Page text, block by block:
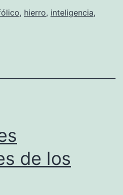
, hierro, inteligencia,
de los